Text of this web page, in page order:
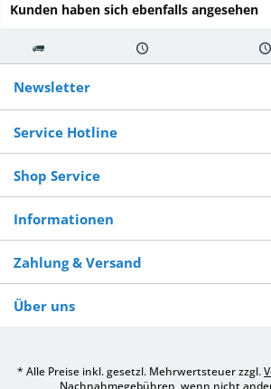
Kunden haben sich ebenfalls angesehen
Kostenloser
Versand ab €
250,-
Versand innerhalb von
Newsletter
Service Hotline
Shop Service
Informationen
Zahlung & Versand
Über uns
* Alle Preise inkl. gesetzl. Mehrwertsteuer zzgl.